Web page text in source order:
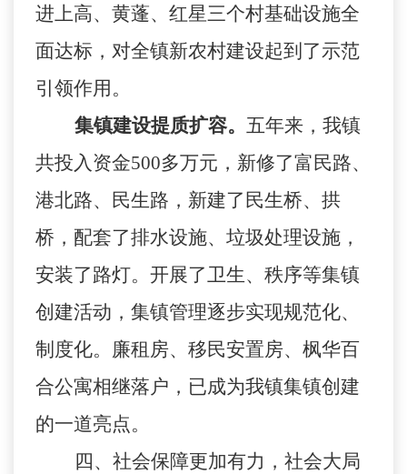
进上高、黄蓬、红星三个村基础设施全
面达标，对全镇新农村建设起到了示范
引领作用。
集镇建设提质扩容。 五年来，我镇
共投入资金500多万元，新修了富民路、
港北路、民生路，新建了民生桥、拱
桥，配套了排水设施、垃圾处理设施，
安装了路灯。开展了卫生、秩序等集镇
创建活动，集镇管理逐步实现规范化、
制度化。廉租房、移民安置房、枫华百
合公寓相继落户，已成为我镇集镇创建
的一道亮点。
四、社会保障更加有力，社会大局